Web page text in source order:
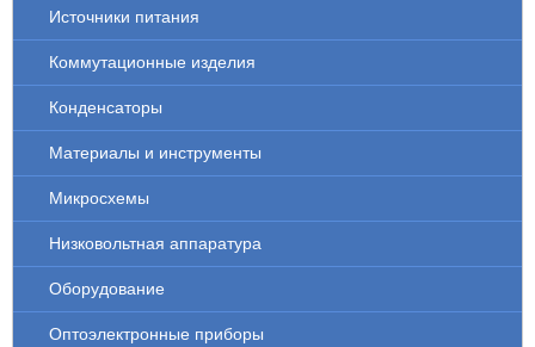
Источники питания
Коммутационные изделия
Конденсаторы
Материалы и инструменты
Микросхемы
Низковольтная аппаратура
Оборудование
Оптоэлектронные приборы